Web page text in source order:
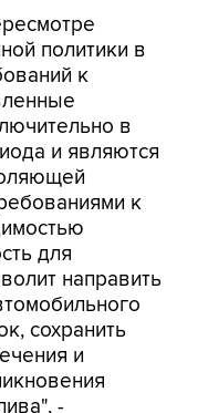
к
в
и являются
к
для
направить
сохранить
и
-